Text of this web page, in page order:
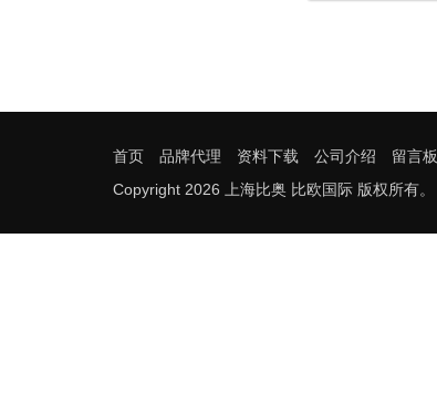
首页 品牌代理 资料下载 公司介绍 留言板
Copyright 2026 上海比奥 比欧国际 版权所有。